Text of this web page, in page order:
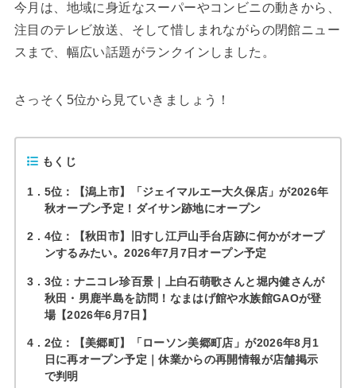
今月は、地域に身近なスーパーやコンビニの動きから、
注目のテレビ放送、そして惜しまれながらの閉館ニュー
スまで、幅広い話題がランクインしました。
さっそく5位から見ていきましょう！
もくじ
1
5位：【潟上市】「ジェイマルエー大久保店」が2026年
秋オープン予定！ダイサン跡地にオープン
2
4位：【秋田市】旧すし江戸山手台店跡に何かがオープ
ンするみたい。2026年7月7日オープン予定
3
3位：ナニコレ珍百景｜上白石萌歌さんと堀内健さんが
秋田・男鹿半島を訪問！なまはげ館や水族館GAOが登
場【2026年6月7日】
4
2位：【美郷町】「ローソン美郷町店」が2026年8月1
日に再オープン予定｜休業からの再開情報が店舗掲示
で判明